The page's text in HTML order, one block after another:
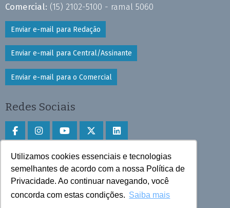
Utilizamos cookies essenciais e tecnologias
semelhantes de acordo com a nossa Política de
Privacidade. Ao continuar navegando, você
concorda com estas condições. Saiba mais
Comercial: (15) 2102-5100 - ramal 5060
Enviar e-mail para Redação
Enviar e-mail para Central/Assinante
Enviar e-mail para o Comercial
Redes Sociais
Faça download do aplicativo
Play Store e App Store